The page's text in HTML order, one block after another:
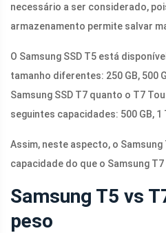
necessário a ser considerado,
armazenamento permite salvar
O Samsung SSD T5 está
tamanho diferentes: 250 GB, 500
Samsung SSD T7 quanto o T7
seguintes capacidades: 500 GB, 1
Assim, neste aspecto, o
capacidade do que o Samsung T7
Samsung T5 vs
peso